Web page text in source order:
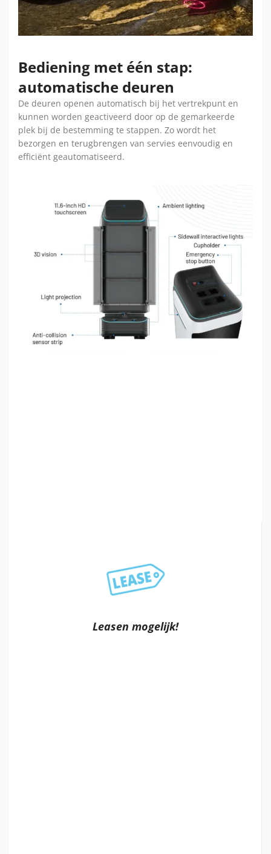
Bediening met één stap:
automatische deuren
De deuren openen automatisch bij het vertrekpunt en
kunnen worden geactiveerd door op de gemarkeerde
plek bij de bestemming te stappen. Zo wordt het
bezorgen en terugbrengen van servies eenvoudig en
efficiënt geautomatiseerd.
Leasen mogelijk!